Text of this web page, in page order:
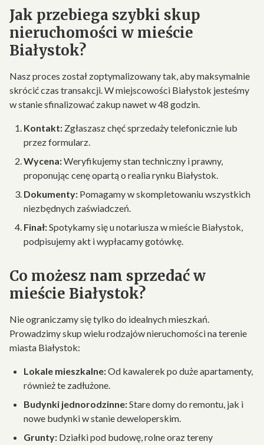
Jak przebiega szybki skup
nieruchomości w mieście
Białystok?
Nasz proces został zoptymalizowany tak, aby maksymalnie
skrócić czas transakcji. W miejscowości Białystok jesteśmy
w stanie sfinalizować zakup nawet w 48 godzin.
Kontakt: Zgłaszasz chęć sprzedaży telefonicznie lub
przez formularz.
Wycena:Weryfikujemy stan techniczny i prawny,
proponując cenę opartą o realia rynku Białystok.
Dokumenty: Pomagamy w skompletowaniu wszystkich
niezbędnych zaświadczeń.
Finał:Spotykamy się u notariusza w mieście Białystok,
podpisujemy akt i wypłacamy gotówkę.
Co możesz nam sprzedać w
mieście Białystok?
Nie ograniczamy się tylko do idealnych mieszkań.
Prowadzimy skup wielu rodzajów nieruchomości na terenie
miasta Białystok:
Lokale mieszkalne:Od kawalerek po duże apartamenty,
również te zadłużone.
Budynki jednorodzinne:Stare domy do remontu, jak i
nowe budynki w stanie deweloperskim.
Grunty: Działki pod budowę, rolne oraz tereny